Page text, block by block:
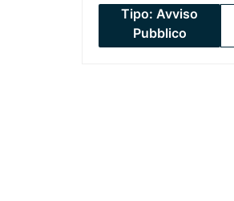
Tipo: Avviso
Pubblico